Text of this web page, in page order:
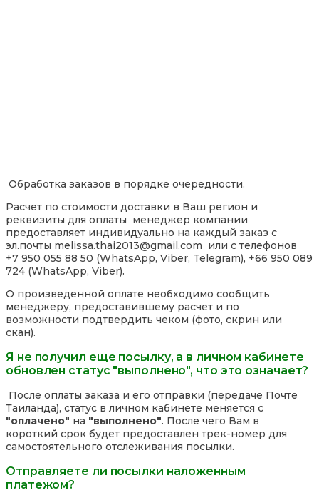
Обработка заказов в порядке очередности.
Расчет по стоимости доставки в Ваш регион и
реквизиты для оплаты менеджер компании
предоставляет индивидуально на каждый заказ с
эл.почты melissa.thai2013@gmail.com или с телефонов
+7 950 055 88 50 (WhatsApp, Viber, Telegram), +66 950 089
724 (WhatsApp, Viber).
О произведенной оплате необходимо сообщить
менеджеру, предоставившему расчет и по
возможности подтвердить чеком (фото, скрин или
скан).
Я не получил еще посылку, а в личном кабинете
обновлен статус "выполнено", что это означает?
После оплаты заказа и его отправки (передаче Почте
Таиланда), статус в личном кабинете меняется с
"оплачено" на "выполнено". После чего Вам в
короткий срок будет предоставлен трек-номер для
самостоятельного отслеживания посылки.
Отправляете ли посылки наложенным
платежом?